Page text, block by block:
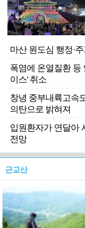
마산 원도심 행정·
폭염에 온열질환 등
이스' 취소
창녕 중부내륙고속
의탄으로 밝혀져
입원환자가 연달아
전망
근교산